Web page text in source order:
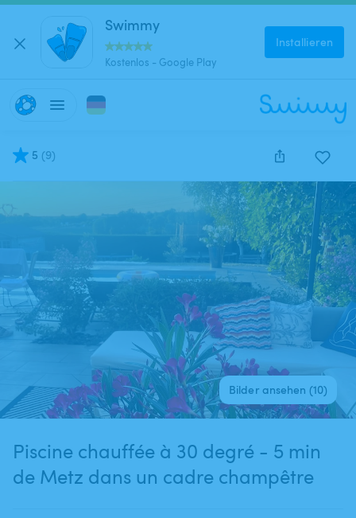
Swimmy
Kostenlos - Google Play
Installieren
5 (9)
Bilder ansehen (10)
Piscine chauffée à 30 degré - 5 min
de Metz dans un cadre champêtre